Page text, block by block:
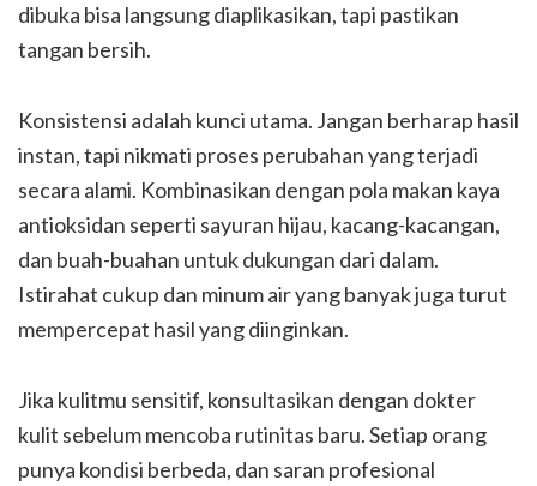
dibuka bisa langsung diaplikasikan, tapi pastikan
tangan bersih.
Konsistensi adalah kunci utama. Jangan berharap hasil
instan, tapi nikmati proses perubahan yang terjadi
secara alami. Kombinasikan dengan pola makan kaya
antioksidan seperti sayuran hijau, kacang-kacangan,
dan buah-buahan untuk dukungan dari dalam.
Istirahat cukup dan minum air yang banyak juga turut
mempercepat hasil yang diinginkan.
Jika kulitmu sensitif, konsultasikan dengan dokter
kulit sebelum mencoba rutinitas baru. Setiap orang
punya kondisi berbeda, dan saran profesional